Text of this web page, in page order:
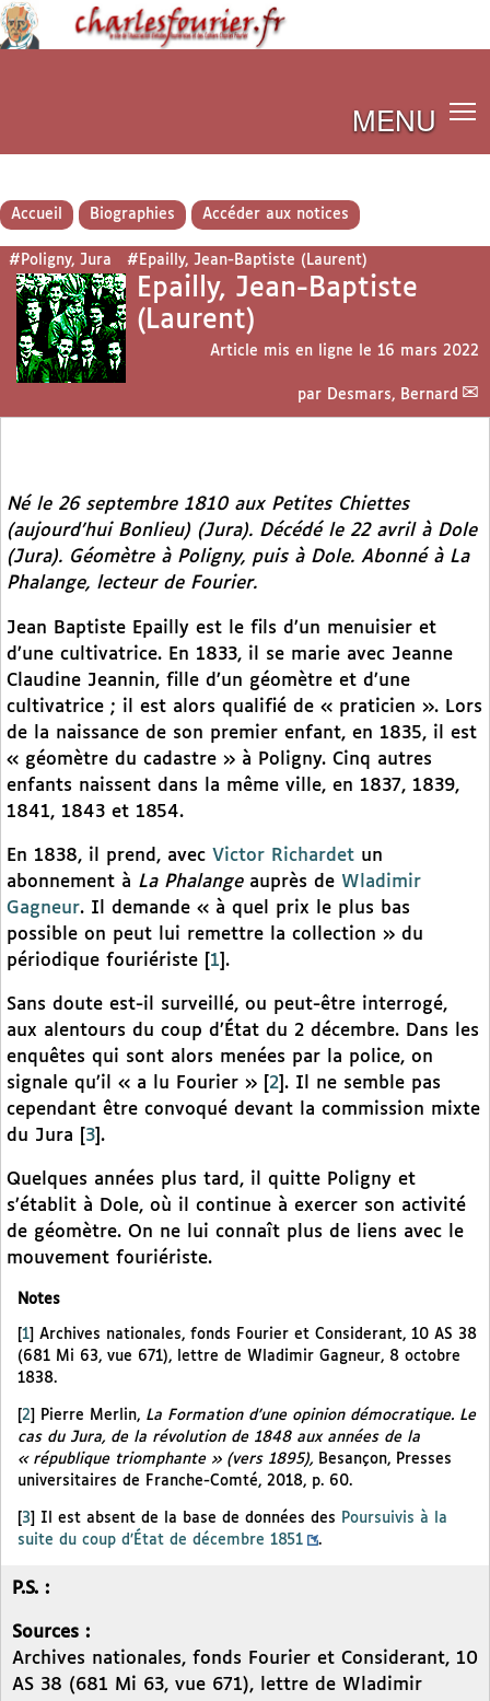
MENU
Accueil Biographies Accéder aux notices
#Poligny, Jura #Epailly, Jean-Baptiste (Laurent)
Epailly, Jean-Baptiste
(Laurent)
Article mis en ligne le 16 mars 2022
par Desmars, Bernard
Né le 26 septembre 1810 aux Petites Chiettes
(aujourd’hui Bonlieu) (Jura). Décédé le 22 avril à Dole
(Jura). Géomètre à Poligny, puis à Dole. Abonné à La
Phalange, lecteur de Fourier.
Jean Baptiste Epailly est le fils d’un menuisier et
d’une cultivatrice. En 1833, il se marie avec Jeanne
Claudine Jeannin, fille d’un géomètre et d’une
cultivatrice ; il est alors qualifié de « praticien ». Lors
de la naissance de son premier enfant, en 1835, il est
« géomètre du cadastre » à Poligny. Cinq autres
enfants naissent dans la même ville, en 1837, 1839,
1841, 1843 et 1854.
En 1838, il prend, avec Victor Richardet un
abonnement à La Phalange auprès de Wladimir
Gagneur. Il demande « à quel prix le plus bas
possible on peut lui remettre la collection » du
périodique fouriériste
1 .
Sans doute est-il surveillé, ou peut-être interrogé,
aux alentours du coup d’État du 2 décembre. Dans les
enquêtes qui sont alors menées par la police, on
signale qu’il « a lu Fourier »
2 . Il ne semble pas
cependant être convoqué devant la commission mixte
du Jura
3 .
Quelques années plus tard, il quitte Poligny et
s’établit à Dole, où il continue à exercer son activité
de géomètre. On ne lui connaît plus de liens avec le
mouvement fouriériste.
Notes
1
Archives nationales, fonds Fourier et Considerant, 10 AS 38
(681 Mi 63, vue 671), lettre de Wladimir Gagneur, 8 octobre
1838.
2 Pierre Merlin, La Formation d’une opinion démocratique. Le
cas du Jura, de la révolution de 1848 aux années de la
« république triomphante » (vers 1895), Besançon, Presses
universitaires de Franche-Comté, 2018, p. 60.
[3] Il est absent de la base de données des Poursuivis à la
suite du coup d’État de décembre 1851
.
P.S. :
Sources :
Archives nationales, fonds Fourier et Considerant, 10
AS 38 (681 Mi 63, vue 671), lettre de Wladimir